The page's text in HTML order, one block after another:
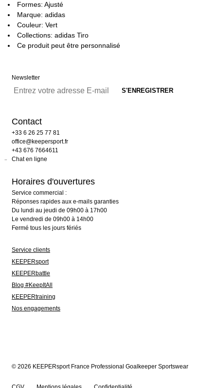
Formes: Ajusté
Marque: adidas
Couleur: Vert
Collections: adidas Tiro
Ce produit peut être personnalisé
Newsletter
Contact
+33 6 26 25 77 81
office@keepersport.fr
+43 676 7664611
Chat en ligne
Horaires d'ouvertures
Service commercial :
Réponses rapides aux e-mails garanties
Du lundi au jeudi de 09h00 à 17h00
Le vendredi de 09h00 à 14h00
Fermé tous les jours fériés
Service clients
KEEPERsport
KEEPERbattle
Blog #KeepItAll
KEEPERtraining
Nos engagements
© 2026 KEEPERsport France Professional Goalkeeper Sportswear